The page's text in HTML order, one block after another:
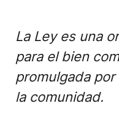
La Ley es una
para el bien
promulgada
la comunidad.